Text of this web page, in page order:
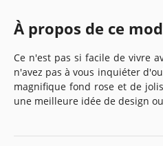
À propos de ce
Ce n'est pas si facile de vivre
n'avez pas à vous inquiéter
magnifique fond rose et de
une meilleure idée de design